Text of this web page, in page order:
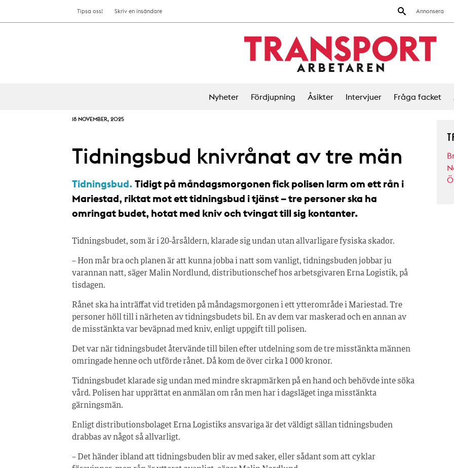
Annonsera
Tipsa oss! Skriv en insändare
Nyheter Fördjupning Åsikter Intervjuer Fråga facket
18 NOVEMBER, 2025
Tidningsbud knivrånat av tre män
Tidningsbud. Tidigt på måndagsmorgonen fick polisen larm om ett rån i
Mariestad, riktat mot ett tidningsbud i tjänst – tre personer ska ha
omringat budet, hotat med kniv och tvingat till sig kontanter.
Tidningsbudet, som är i 20-årsåldern, klarade sig undan utan allvarligare fysiska skador.
– Hon mår bra och planen är att kunna jobba i natt som vanligt, tidningsbuden jobbar ju
varannan natt, säger Malin Nordlund, distributionschef hos arbetsgivaren Erna Logistik, på
tisdagen.
Rånet ska ha inträffat vid tretiden på måndagsmorgonen i ett ytterområde i Mariestad. Tre
personer höll till i närheten av tidningsbudets bil. En av dem var maskerad och en annan av
de misstänkta var beväpnad med kniv, enligt uppgift till polisen.
Det var när tidningsbudet återvände till bilen efter utdelning som de tre misstänkta männen
omringade henne och utförde rånet. Då kom de över cirka 1 000 kronor.
Tidningsbudet klarade sig undan med mindre skrapmärken på en hand och behövde inte söka
vård. Polisen har upprättat en anmälan om rån men har i dagsläget inga misstänkta
gärningsmän.
Enligt distributionsbolaget Erna Logistiks ansvariga är det väldigt sällan tidningsbuden
drabbas av något så allvarligt.
– Det händer ibland att tidningsbuden blir av med saker, eller sådant som att cyklar